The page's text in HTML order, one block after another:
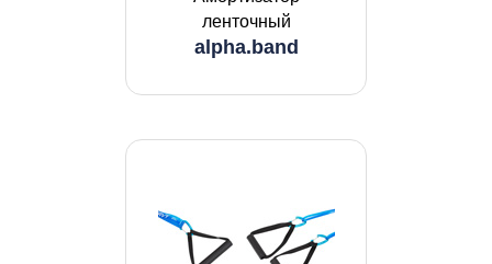
ленточный
alpha.band